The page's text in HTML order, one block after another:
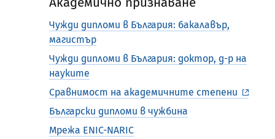
Чужди дипломи в България: бакалавър,
магистър
Чужди дипломи в България: доктор, д-р на
науките
Сравнимост на академичните степени
Български дипломи в чужбина
Мрежа ENIC-NARIC